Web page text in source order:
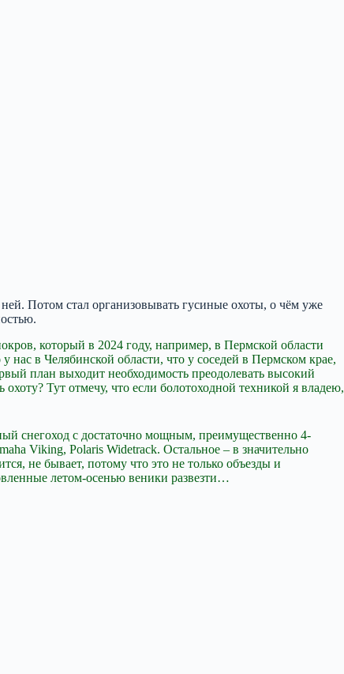
Потом стал организовывать гусиные охоты, о чём уже
который в 2024 году, например, в Пермской области
нас в Челябинской области, что у соседей в Пермском крае,
план выходит необходимость преодолевать высокий
Тут отмечу, что если болотоходной техникой я владею,
снегоход с достаточно мощным, преимущественно 4-
Viking, Polaris Widetrack. Остальное – в значительно
не бывает, потому что это не только объезды и
летом-осенью веники развезти…